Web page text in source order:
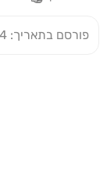
פורסם בתאריך: 08/09/2024